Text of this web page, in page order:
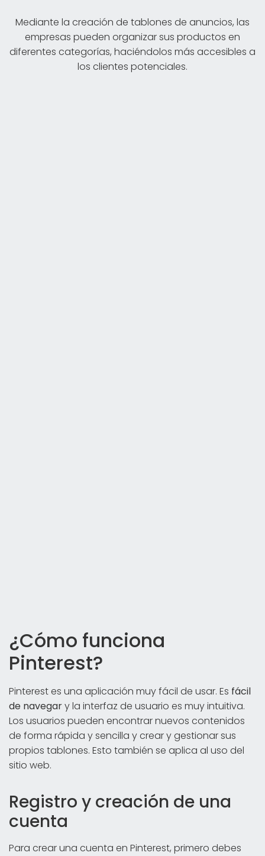
Mediante la creación de tablones de anuncios, las
empresas pueden organizar sus productos en
diferentes categorías, haciéndolos más accesibles a
los clientes potenciales.
¿Cómo funciona
Pinterest?
Pinterest es una aplicación muy fácil de usar. Es fácil
de navegary la interfaz de usuario es muy intuitiva.
Los usuarios pueden encontrar nuevos contenidos
de forma rápida y sencilla y crear y gestionar sus
propios tablones. Esto también se aplica al uso del
sitio web.
Registro y creación de una
cuenta
Para crear una cuenta en Pinterest, primero debes